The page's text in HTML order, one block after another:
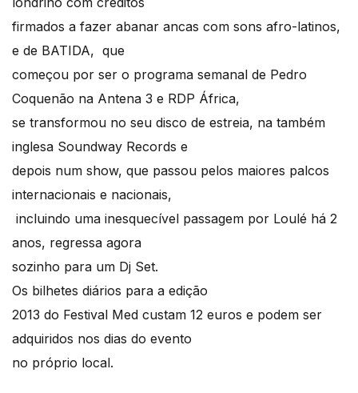
firmados a fazer abanar ancas com sons afro-latinos,
e de BATIDA, que
começou por ser o programa semanal de Pedro
Coquenão na Antena 3 e RDP África,
se transformou no seu disco de estreia, na também
inglesa Soundway Records e
depois num show, que passou pelos maiores palcos
internacionais e nacionais,
incluindo uma inesquecível passagem por Loulé há 2
anos, regressa agora
sozinho para um Dj Set.
Os bilhetes diários para a edição
2013 do Festival Med custam 12 euros e podem ser
adquiridos nos dias do evento
no próprio local.